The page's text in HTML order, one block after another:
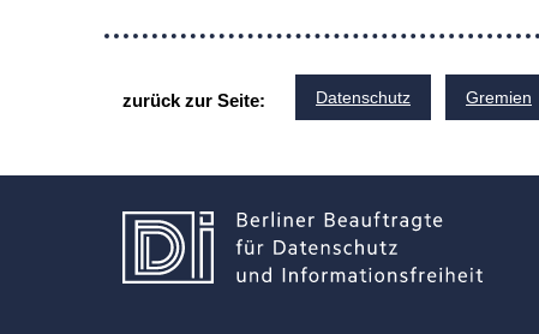
zurück zur Seite: Datenschutz Gremien